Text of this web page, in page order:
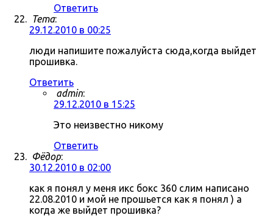
Ответить
Tema:
29.12.2010 в 00:25
люди напишите пожалуйста сюда,когда выйдет
прошивка.
Ответить
admin:
29.12.2010 в 15:25
Это неизвестно никому
Ответить
Фёдор:
30.12.2010 в 02:00
как я понял у меня икс бокс 360 слим написано
22.08.2010 и мой не прошьется как я понял ) а
когда же выйдет прошивка?